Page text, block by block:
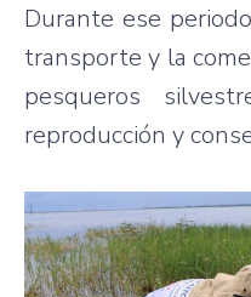
Durante ese
transporte y la
pesqueros
reproducción y